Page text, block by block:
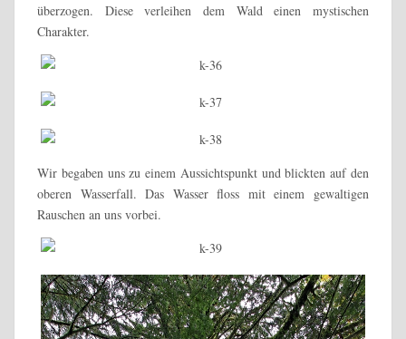
überzogen. Diese verleihen dem Wald einen mystischen
Charakter.
Wir begaben uns zu einem Aussichtspunkt und blickten auf den
oberen Wasserfall. Das Wasser floss mit einem gewaltigen
Rauschen an uns vorbei.